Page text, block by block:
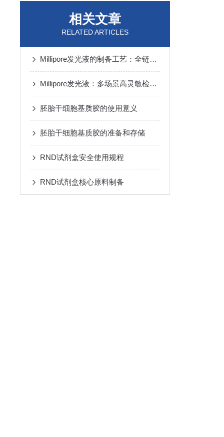
相关文章
RELATED ARTICLES
Millipore发光液的制备工艺：全链路质控保障检测性能稳定
Millipore发光液：多场景高灵敏检测的核心试剂支撑
胚胎干细胞基质胶的使用意义
胚胎干细胞基质胶的准备和存储
RND试剂盒安全使用规程
RND试剂盒核心原料制备